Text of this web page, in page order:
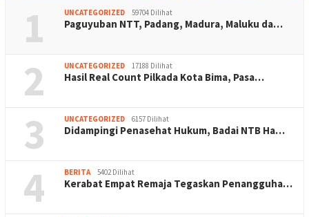
1 UNCATEGORIZED 59704 Dilihat
Paguyuban NTT, Padang, Madura, Maluku da…
2 UNCATEGORIZED 17188 Dilihat
Hasil Real Count Pilkada Kota Bima, Pasa…
3 UNCATEGORIZED 6157 Dilihat
Didampingi Penasehat Hukum, Badai NTB Ha…
4 BERITA 5402 Dilihat
Kerabat Empat Remaja Tegaskan Penangguha…